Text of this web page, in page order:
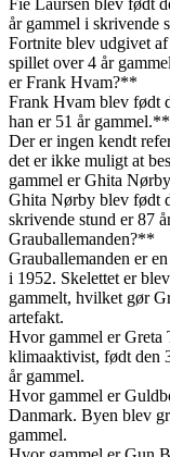
år gammel i skrivende
Fortnite blev udgivet
spillet over 4 år
er Frank Hvam?**
Frank Hvam blev født
han er 51 år
Der er ingen kendt
det er ikke muligt at
gammel er Ghita
Ghita Nørby blev født
skrivende stund er 87
Grauballemanden?**
Grauballemanden er
i 1952. Skelettet er
gammelt, hvilket gør
artefakt.
Hvor gammel er Greta
klimaaktivist, født den
år gammel.
Hvor gammel er
Danmark. Byen blev
gammel.